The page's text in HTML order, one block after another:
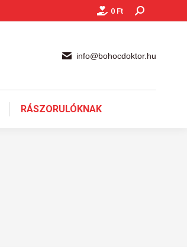
0 Ft Keresés:
info@bohocdoktor.hu
RÁSZORULÓKNAK